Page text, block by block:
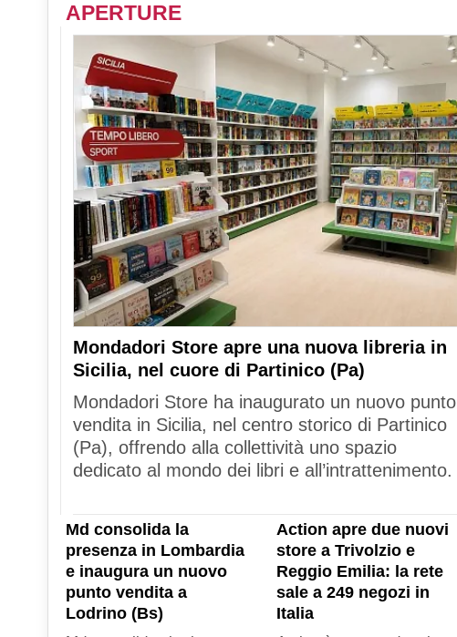
APERTURE
Mondadori Store apre una nuova libreria in
Sicilia, nel cuore di Partinico (Pa)
Mondadori Store ha inaugurato un nuovo punto
vendita in Sicilia, nel centro storico di Partinico
(Pa), offrendo alla collettività uno spazio
dedicato al mondo dei libri e all’intrattenimento.
Md consolida la
presenza in Lombardia
e inaugura un nuovo
punto vendita a
Lodrino (Bs)
Action apre due nuovi
store a Trivolzio e
Reggio Emilia: la rete
sale a 249 negozi in
Italia